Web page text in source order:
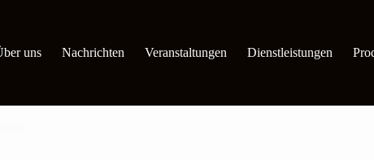
uns Nachrichten Veranstaltungen Dienstleistungen